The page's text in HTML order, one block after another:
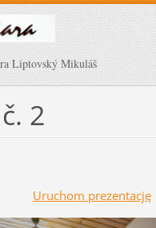
Liptovský Mikuláš
2
Uruchom prezentację